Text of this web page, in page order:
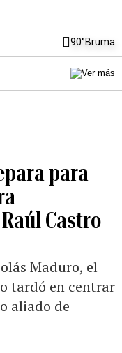
90°Bruma
para
Castro
Maduro, el
tardó en centrar
aliado de